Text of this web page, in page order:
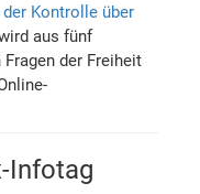
Kontrolle über
aus fünf
der Freiheit
Infotag